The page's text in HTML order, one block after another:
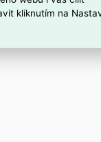
kliknutím na